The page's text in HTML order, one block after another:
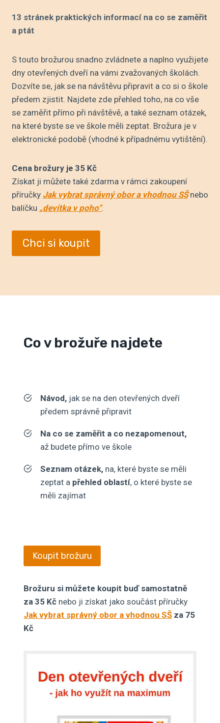
13 stránek praktických informací na co se zaměřit
a ptát
S touto brožurou snadno zvládnete a naplno využijete
dny otevřených dveří na vámi zvažovaných školách.
Dozvíte se, jak se na návštěvu připravit a co si o škole
předem zjistit. Najdete zde přehled toho, na co vše
se zaměřit přímo při návštěvě, a také seznam otázek,
na které byste se ve škole měli zeptat. Brožura je v
elektronické podobě (vhodné k případnému vytištění).
Cena brožury je 35 Kč
Získat ji můžete také zdarma v rámci zakoupení
příručky Jak vybrat správný obor a vhodnou SŠnebo
balíčku „devítka v poho“.
Chci si koupit
Co v brožuře najdete
Návod, jak se na den otevřených dveří
předem správně připravit
Na co se zaměřit a co nezapomenout,
až budete přímo ve škole
Seznam otázek, na, které byste se měli
zeptat a přehled oblastí, o které byste se
měli zajímat
Koupit brožuru
Brožuru si můžete koupit buď samostatně
za 35 Kč nebo ji získat jako součást příručky
Jak vybrat správný obor a vhodnou SŠ za 75
Kč